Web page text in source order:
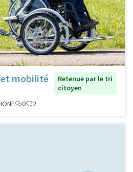
et mobilité
Retenue par le tri
citoyen
0 2